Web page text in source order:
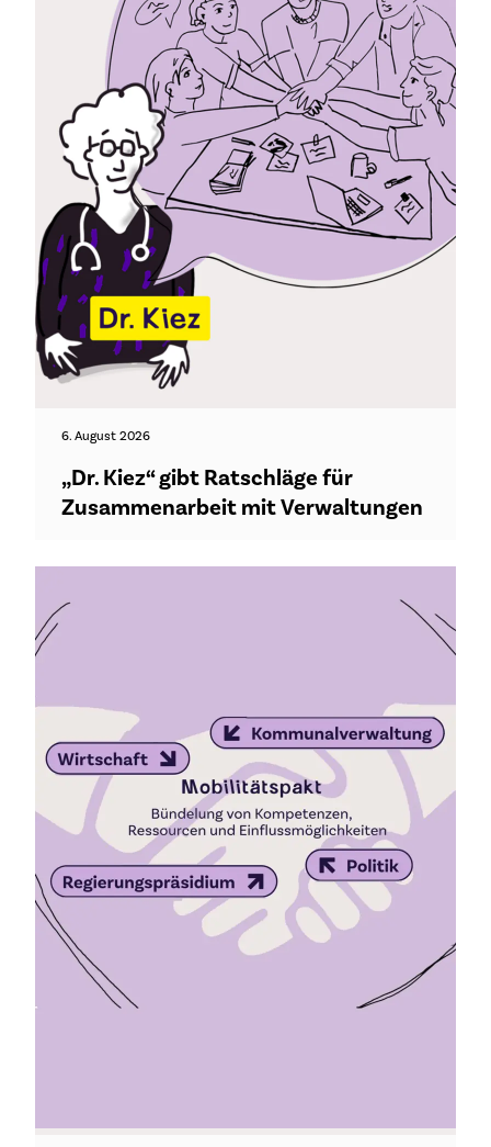
6. August 2026
„Dr. Kiez“ gibt Ratschläge für
Zusammenarbeit mit Verwaltungen